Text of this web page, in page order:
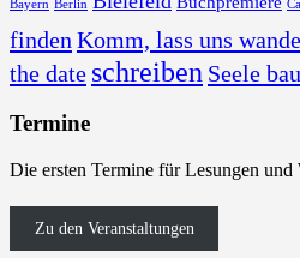
Bayern Berlin
finden Komm, lass uns
the date schreiben Seele
Termine
Die ersten Termine für Lesungen und
Zu den Veranstaltungen